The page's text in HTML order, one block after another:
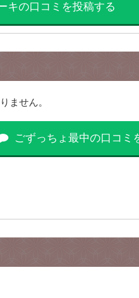
キの口コミを投稿する
ません。
ごずっちょ最中の口コミ